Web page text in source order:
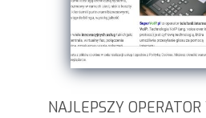
NAJLEPSZY